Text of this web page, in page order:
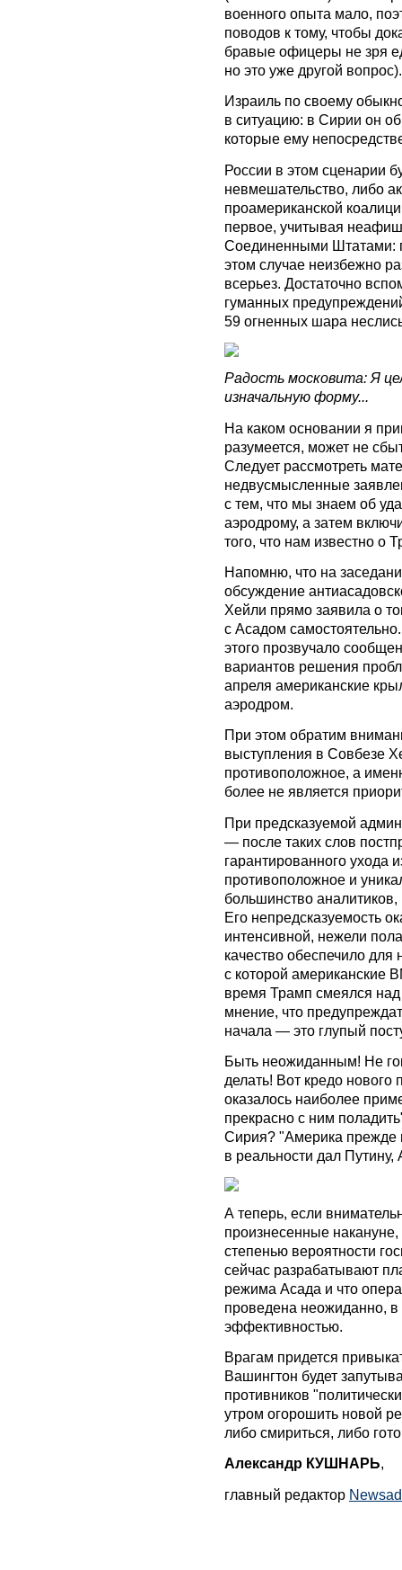
военного опыта мало,
поводов к тому, чтобы
бравые офицеры не зря
но это уже другой вопрос).
Израиль по своему
в ситуацию: в Сирии он
которые ему
России в этом сценарии
невмешательство, либо
проамериканской
первое, учитывая
Соединенными Штатами:
этом случае неизбежно
всерьез. Достаточно
гуманных
59 огненных шара
Радость московита: Я
изначальную форму...
На каком основании я
разумеется, может не
Следует рассмотреть
недвусмысленные
с тем, что мы знаем об
аэродрому, а затем
того, что нам известно о
Напомню, что на
обсуждение
Хейли прямо заявила о
с Асадом
этого прозвучало
вариантов решения
апреля американские
аэродром.
При этом обратим
выступления в Совбезе
противоположное, а
более не является
При предсказуемой
— после таких слов
гарантированного ухода
противоположное и
большинство
Его непредсказуемость
интенсивной, нежели
качество обеспечило
с которой американские
время Трамп смеялся
мнение, что
начала — это глупый
Быть неожиданным! Не
делать! Вот кредо
оказалось наиболее
прекрасно с ним
Сирия? "Америка прежде
в реальности дал
А теперь, если
произнесенные
степенью вероятности
сейчас разрабатывают
режима Асада и что
проведена неожиданно,
эффективностью.
Врагам придется
Вашингтон будет
противников
утром огорошить новой
либо смириться, либо
Александр КУШНАРЬ,
главный редактор